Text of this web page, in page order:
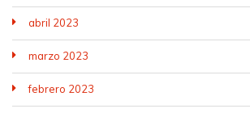
abril 2023
marzo 2023
febrero 2023